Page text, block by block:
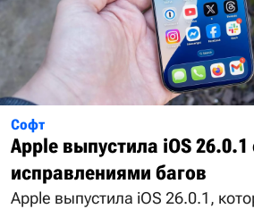
Софт
Apple выпустила iOS 26.0.1
исправлениями багов
Apple выпустила iOS 26.0.1,